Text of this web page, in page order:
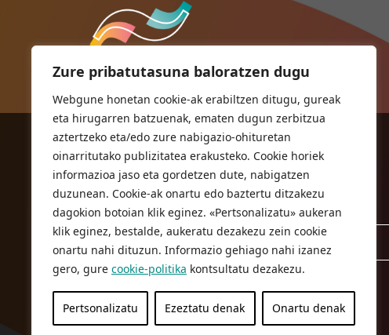
Zure pribatutasuna baloratzen dugu
Webgune honetan cookie-ak erabiltzen ditugu, gureak
eta hirugarren batzuenak, ematen dugun zerbitzua
aztertzeko eta/edo zure nabigazio-ohituretan
oinarritutako publizitatea erakusteko. Cookie horiek
informazioa jaso eta gordetzen dute, nabigatzen
duzunean. Cookie-ak onartu edo baztertu ditzakezu
dagokion botoian klik eginez. «Pertsonalizatu» aukeran
klik eginez, bestalde, aukeratu dezakezu zein cookie
onartu nahi dituzun. Informazio gehiago nahi izanez
gero, gure cookie-politika kontsultatu dezakezu.
Pertsonalizatu Ezeztatu denak Onartu denak
ORIOKO UDALA
Herriko plaza,1
20810 Orio (Gipuzkoa)
T. 943 83 03 46
bulegoak@orio.eus